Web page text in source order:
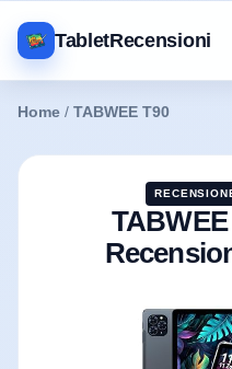
TabletRecensioni
Home / TABWEE T90